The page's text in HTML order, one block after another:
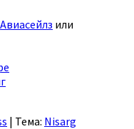
Авиасейлз или
| Тема: Nisarg